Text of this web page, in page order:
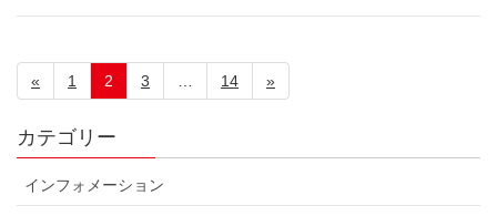
« 1 2 3 … 14 »
カテゴリー
インフォメーション